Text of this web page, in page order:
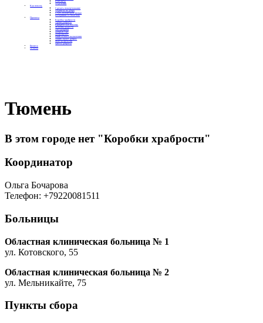
Контакты
Отделения
Как помочь
Сделать пожертвование
Подписка на добро
Стать волонтером фонда
Вечеринки со смыслом
Проекты
Коробка храбрости
Уроки Доброты
Юридическая помощь
Мамины радости
Автодобряки
Добрый торт
Добропробег
Няни особого назначения
Акция «Букет добра»
Фактор времени
Цветы доброты
Бизнесу
Отчеты
Тюмень
В этом городе нет "Коробки храбрости"
Координатор
Ольга Бочарова
Телефон: +79220081511
Больницы
Областная клиническая больница № 1
ул. Котовского, 55
Областная клиническая больница № 2
ул. Мельникайте, 75
Пункты сбора